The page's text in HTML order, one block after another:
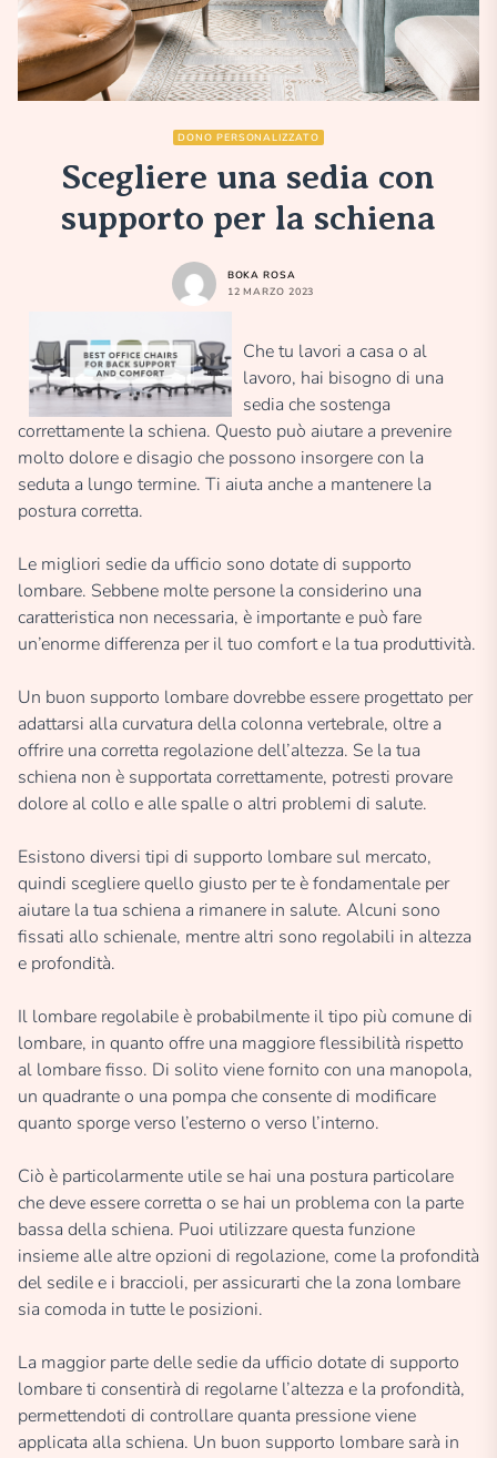
DONO PERSONALIZZATO
Scegliere una sedia con
supporto per la schiena
BOKA ROSA
12 MARZO 2023
Che tu lavori a casa o al
lavoro, hai bisogno di una
sedia che sostenga
correttamente la schiena. Questo può aiutare a prevenire
molto dolore e disagio che possono insorgere con la
seduta a lungo termine. Ti aiuta anche a mantenere la
postura corretta.
Le migliori sedie da ufficio sono dotate di supporto
lombare. Sebbene molte persone la considerino una
caratteristica non necessaria, è importante e può fare
un’enorme differenza per il tuo comfort e la tua produttività.
Un buon supporto lombare dovrebbe essere progettato per
adattarsi alla curvatura della colonna vertebrale, oltre a
offrire una corretta regolazione dell’altezza. Se la tua
schiena non è supportata correttamente, potresti provare
dolore al collo e alle spalle o altri problemi di salute.
Esistono diversi tipi di supporto lombare sul mercato,
quindi scegliere quello giusto per te è fondamentale per
aiutare la tua schiena a rimanere in salute. Alcuni sono
fissati allo schienale, mentre altri sono regolabili in altezza
e profondità.
Il lombare regolabile è probabilmente il tipo più comune di
lombare, in quanto offre una maggiore flessibilità rispetto
al lombare fisso. Di solito viene fornito con una manopola,
un quadrante o una pompa che consente di modificare
quanto sporge verso l’esterno o verso l’interno.
Ciò è particolarmente utile se hai una postura particolare
che deve essere corretta o se hai un problema con la parte
bassa della schiena. Puoi utilizzare questa funzione
insieme alle altre opzioni di regolazione, come la profondità
del sedile e i braccioli, per assicurarti che la zona lombare
sia comoda in tutte le posizioni.
La maggior parte delle sedie da ufficio dotate di supporto
lombare ti consentirà di regolarne l’altezza e la profondità,
permettendoti di controllare quanta pressione viene
applicata alla schiena. Un buon supporto lombare sarà in